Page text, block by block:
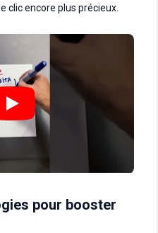
clic encore plus précieux.
pour booster